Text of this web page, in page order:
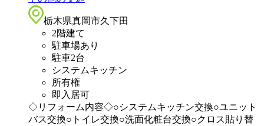
栃木県真岡市久下田
2階建て
駐車場あり
駐車2台
システムキッチン
所有権
即入居可
◇リフォーム内容◇○システムキッチン交換○ユニット
バス交換○トイレ交換○洗面化粧台交換○クロス貼り替